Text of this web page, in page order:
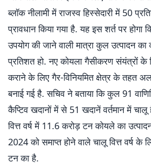
ब्लॉक नीलामी में राजस्व हिस्सेदारी में 50
प्रावधान किया गया है. यह इस शर्त पर
उपयोग की जाने वाली मात्रा कुल उत्पादन
प्रतिशत हो. नए कोयला गैसीकरण संयंत्रों के
कराने के लिए गैर-विनियमित क्षेत्र के तहत
बनाई गई है. सचिव ने बताया कि कुल 91
कैप्टिव खदानों में से 51 खदानें वर्तमान में
वित्त वर्ष में 11.6 करोड़ टन कोयले का
2024 को समाप्त होने वाले चालू वित्त वर्ष के
टन का है.